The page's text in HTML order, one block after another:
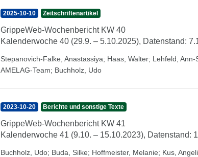
2025-10-10 Zeitschriftenartikel
GrippeWeb-Wochenbericht KW 40
Kalenderwoche 40 (29.9. – 5.10.2025), Datenstand:
Stepanovich-Falke, Anastassiya; Haas, Walter; Lehfeld, Ann-
AMELAG-Team; Buchholz, Udo
2023-10-20 Berichte und sonstige Texte
GrippeWeb-Wochenbericht KW 41
Kalenderwoche 41 (9.10. – 15.10.2023), Datenstand:
Buchholz, Udo; Buda, Silke; Hoffmeister, Melanie; Kus,